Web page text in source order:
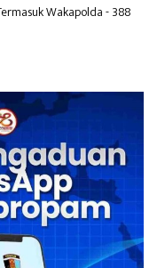
Wakapolda- 388